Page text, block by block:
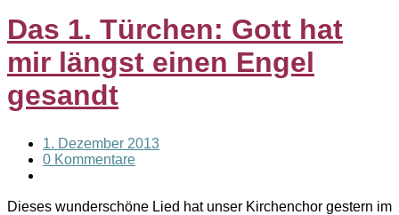
Das 1. Türchen: Gott hat
mir längst einen Engel
gesandt
1. Dezember 2013
0 Kommentare
Dieses wunderschöne Lied hat unser Kirchenchor gestern im